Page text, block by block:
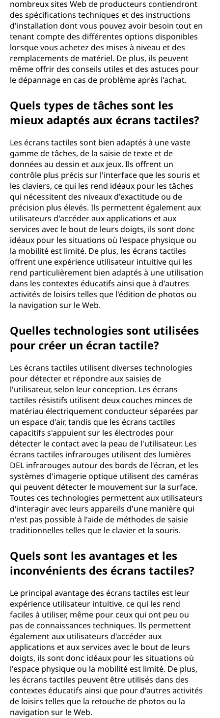
nombreux sites Web de producteurs contiendront
des spécifications techniques et des instructions
d'installation dont vous pouvez avoir besoin tout en
tenant compte des différentes options disponibles
lorsque vous achetez des mises à niveau et des
remplacements de matériel. De plus, ils peuvent
même offrir des conseils utiles et des astuces pour
le dépannage en cas de problème après l'achat.
Quels types de tâches sont les
mieux adaptés aux écrans tactiles?
Les écrans tactiles sont bien adaptés à une vaste
gamme de tâches, de la saisie de texte et de
données au dessin et aux jeux. Ils offrent un
contrôle plus précis sur l'interface que les souris et
les claviers, ce qui les rend idéaux pour les tâches
qui nécessitent des niveaux d'exactitude ou de
précision plus élevés. Ils permettent également aux
utilisateurs d'accéder aux applications et aux
services avec le bout de leurs doigts, ils sont donc
idéaux pour les situations où l'espace physique ou
la mobilité est limité. De plus, les écrans tactiles
offrent une expérience utilisateur intuitive qui les
rend particulièrement bien adaptés à une utilisation
dans les contextes éducatifs ainsi que à d'autres
activités de loisirs telles que l'édition de photos ou
la navigation sur le Web.
Quelles technologies sont utilisées
pour créer un écran tactile?
Les écrans tactiles utilisent diverses technologies
pour détecter et répondre aux saisies de
l'utilisateur, selon leur conception. Les écrans
tactiles résistifs utilisent deux couches minces de
matériau électriquement conducteur séparées par
un espace d'air, tandis que les écrans tactiles
capacitifs s'appuient sur les électrodes pour
détecter le contact avec la peau de l'utilisateur. Les
écrans tactiles infrarouges utilisent des lumières
DEL infrarouges autour des bords de l'écran, et les
systèmes d'imagerie optique utilisent des caméras
qui peuvent détecter le mouvement sur la surface.
Toutes ces technologies permettent aux utilisateurs
d'interagir avec leurs appareils d'une manière qui
n'est pas possible à l'aide de méthodes de saisie
traditionnelles telles que le clavier et la souris.
Quels sont les avantages et les
inconvénients des écrans tactiles?
Le principal avantage des écrans tactiles est leur
expérience utilisateur intuitive, ce qui les rend
faciles à utiliser, même pour ceux qui ont peu ou
pas de connaissances techniques. Ils permettent
également aux utilisateurs d'accéder aux
applications et aux services avec le bout de leurs
doigts, ils sont donc idéaux pour les situations où
l'espace physique ou la mobilité est limité. De plus,
les écrans tactiles peuvent être utilisés dans des
contextes éducatifs ainsi que pour d'autres activités
de loisirs telles que la retouche de photos ou la
navigation sur le Web.